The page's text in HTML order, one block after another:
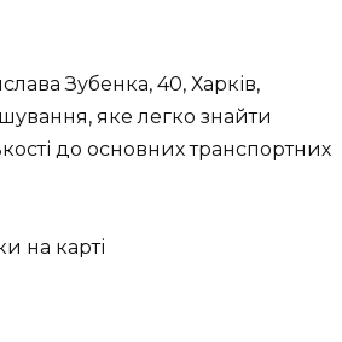
Зубенка, 40, Харків,
яке легко знайти
до основних транспортних